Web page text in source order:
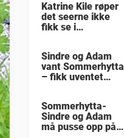
Katrine Kile røper
det seerne ikke
fikk se i
Sindre og Adam
vant Sommerhytta
– fikk uventet
Sommerhytta-
Sindre og Adam
må pusse opp på